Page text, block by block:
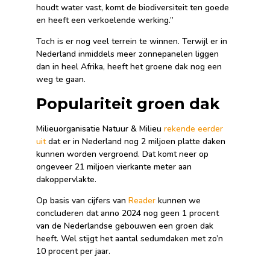
houdt water vast, komt de biodiversiteit ten goede
en heeft een verkoelende werking.”
Toch is er nog veel terrein te winnen. Terwijl er in
Nederland inmiddels meer zonnepanelen liggen
dan in heel Afrika, heeft het groene dak nog een
weg te gaan.
Populariteit groen dak
Milieuorganisatie Natuur & Milieu rekende eerder
uitdat er in Nederland nog 2 miljoen platte daken
kunnen worden vergroend. Dat komt neer op
ongeveer 21 miljoen vierkante meter aan
dakoppervlakte.
Op basis van cijfers van Reader kunnen we
concluderen dat anno 2024 nog geen 1 procent
van de Nederlandse gebouwen een groen dak
heeft. Wel stijgt het aantal sedumdaken met zo’n
10 procent per jaar.